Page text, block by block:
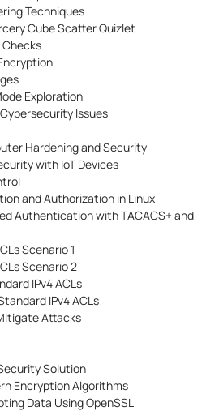
Techniques
Cube Scatter Quizlet
Exploration
Issues
Hardening and Security
with IoT Devices
and Authorization in Linux
Authentication with TACACS+ and
Scenario 1
Scenario 2
IPv4 ACLs
IPv4 ACLs
Attacks
Solution
Encryption Algorithms
Data Using OpenSSL